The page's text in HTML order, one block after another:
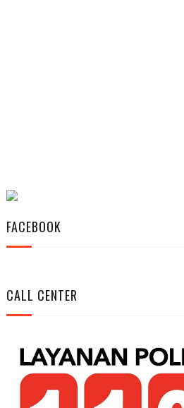
FACEBOOK
CALL CENTER